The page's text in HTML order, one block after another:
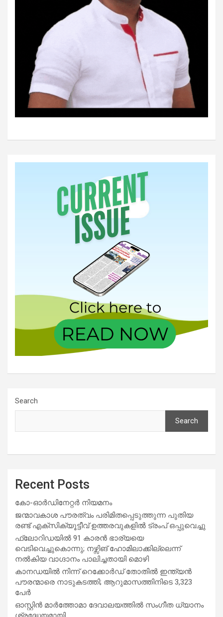
Search
Search
Recent Posts
കോ-ഓർഡിനേറ്റർ നിയമനം
ജന്മാവകാശ പൗരത്വം പരിമിതപ്പെടുത്തുന്ന പുതിയ
രണ്ട് എക്സിക്യൂട്ടീവ് ഉത്തരവുകളിൽ ട്രംപ് ഒപ്പുവെച്ചു
ഫ്ലോറിഡയിൽ 91 കാരൻ ഭാര്യയെ
വെടിവെച്ചുകൊന്നു; നഴ്സിങ് ഹോമിലാക്കില്ലെന്ന്
നൽകിയ വാഗ്ദാനം പാലിച്ചതായി മൊഴി
കാനഡയിൽ നിന്ന് റെക്കോർഡ് തോതിൽ ഇന്ത്യൻ
പൗരന്മാരെ നാടുകടത്തി; ആറുമാസത്തിനിടെ 3,323
പേർ
ഓസ്റ്റിൻ മാർത്തോമാ ദേവാലയത്തിൽ സംഗീത ധ്യാനം